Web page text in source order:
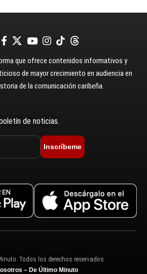
que ofrece contenidos informativos y
de mayor crecimiento en audiencia en
de la comunicación caribeña.
de noticias.
Inscríbeme
Todos los derechos reservados.
– De Último Minuto